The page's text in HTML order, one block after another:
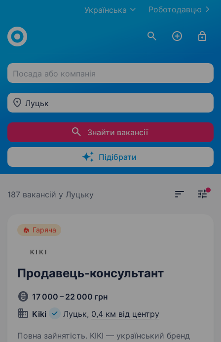
Роботодавцю
Українська
Посада або компанія
Луцьк
Знайти вакансії
Підібрати
187 вакансій у Луцьку
Гаряча
Продавець-консультант
17 000 – 22 000 грн
Kiki
Луцьк, 0,4 км від центру
Повна зайнятість. KIKI — український бренд